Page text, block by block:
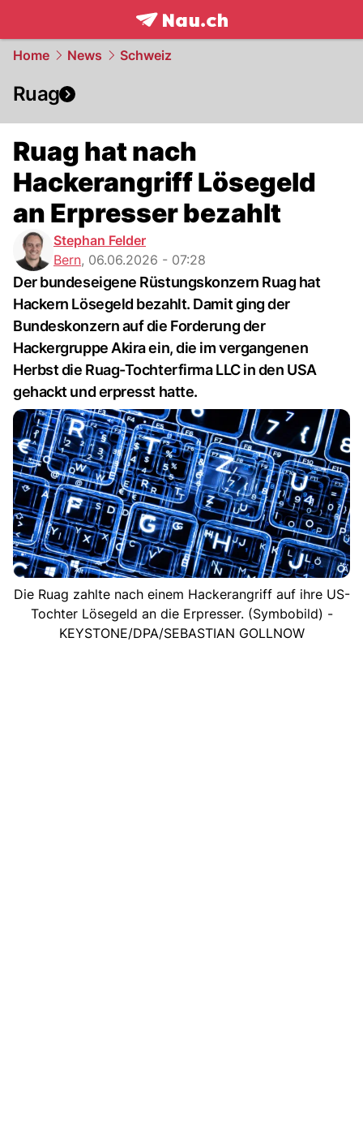
frontpage.NAU.ch
Home News Schweiz
Ruag
Ruag hat nach
Hackerangriff Lösegeld
an Erpresser bezahlt
Stephan Felder
Bern, 06.06.2026 - 07:28
Der bundeseigene Rüstungskonzern Ruag hat
Hackern Lösegeld bezahlt. Damit ging der
Bundeskonzern auf die Forderung der
Hackergruppe Akira ein, die im vergangenen
Herbst die Ruag-Tochterfirma LLC in den USA
gehackt und erpresst hatte.
Die Ruag zahlte nach einem Hackerangriff auf ihre US-
Tochter Lösegeld an die Erpresser. (Symbobild) -
KEYSTONE/DPA/SEBASTIAN GOLLNOW